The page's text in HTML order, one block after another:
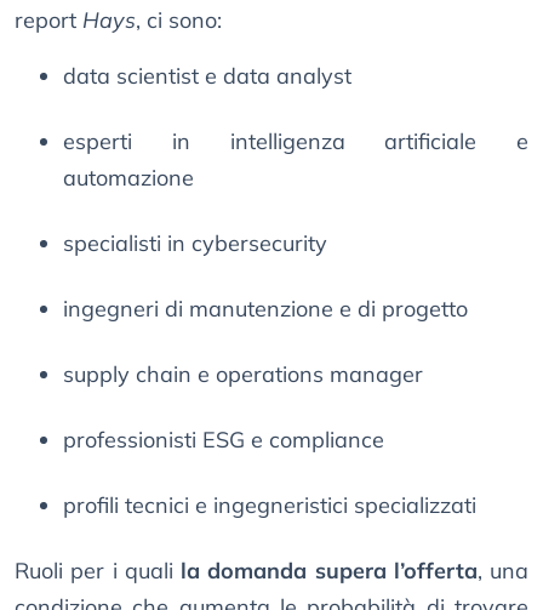
report Hays, ci sono:
data scientist e data analyst
esperti in intelligenza artificiale e
automazione
specialisti in cybersecurity
ingegneri di manutenzione e di progetto
supply chain e operations manager
professionisti ESG e compliance
profili tecnici e ingegneristici specializzati
Ruoli per i quali la domanda supera l’offerta, una